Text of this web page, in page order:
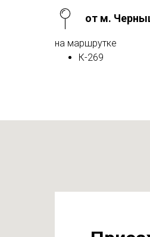
от м.
на маршрутке
К-269